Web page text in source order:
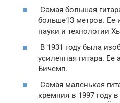
Самая большая
больше13 метров. Ее
науки и технологии
В 1931 году была
усиленная гитара.
Бичемп.
Самая маленькая
кремния в 1997 году